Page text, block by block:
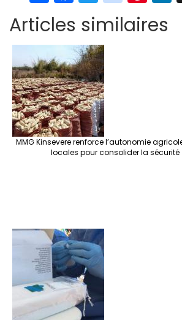
h
ar
e
ce
b
o
o
k
wi
tt
er
st
ag er
Articles similaires
MMG Kinsevere renforce l’autonomie
locales pour consolider la